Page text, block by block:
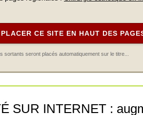
PLACER CE SITE EN HAUT DES
sortants seront placés automatiquement sur le titre...
SUR INTERNET :